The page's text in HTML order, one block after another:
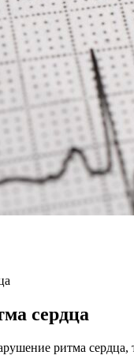
сердца
ритма